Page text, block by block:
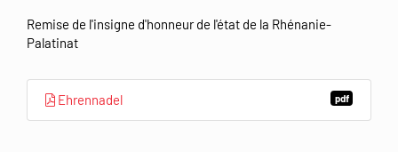
Remise de l'insigne d'honneur de l'état de la Rhénanie-
Palatinat
pdf
Ehrennadel